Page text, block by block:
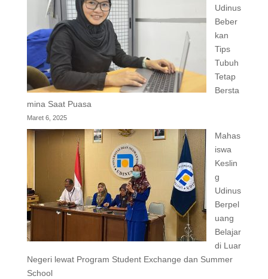
Udinus
Beber
kan
Tips
Tubuh
Tetap
Bersta
mina Saat Puasa
Maret 6, 2025
Mahas
iswa
Keslin
g
Udinus
Berpel
uang
Belajar
di Luar
Negeri lewat Program Student Exchange dan Summer
School